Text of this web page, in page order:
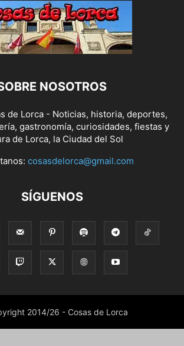
NOSOTROS
de Lorca - Noticias, historia, deportes,
gastronomía, curiosidades, fiestas y
de Lorca, la Ciudad del Sol
cosasdelorca@gmail.com
SÍGUENOS
2014/26 - Cosas de Lorca